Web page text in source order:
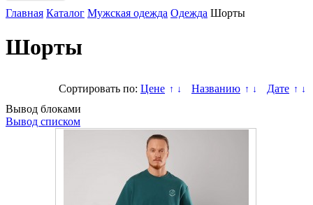
Главная Каталог Мужская одежда Одежда Шорты
Шорты
Сортировать по: Цене ↑ ↓ Названию ↑ ↓ Дате ↑ ↓
Вывод блоками
Вывод списком